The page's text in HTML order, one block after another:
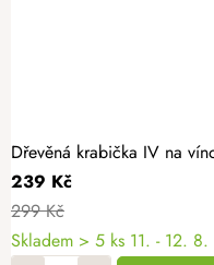
Dřevěná krabička IV na
239 Kč
299 Kč
Skladem > 5 ks 11. - 12. 8.